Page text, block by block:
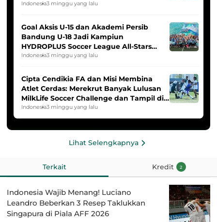
Indonesia3 minggu yang lalu
Goal Aksis U-15 dan Akademi Persib
Bandung U-18 Jadi Kampiun
HYDROPLUS Soccer League All-Stars
2025/2026
Indonesia3 minggu yang lalu
Cipta Cendikia FA dan Misi Membina
Atlet Cerdas: Merekrut Banyak Lulusan
MilkLife Soccer Challenge dan Tampil di
HYDROPLUS Soccer League
Indonesia3 minggu yang lalu
Lihat Selengkapnya
Terkait Kredit 2
Indonesia Wajib Menang! Luciano
Leandro Beberkan 3 Resep Taklukkan
Singapura di Piala AFF 2026